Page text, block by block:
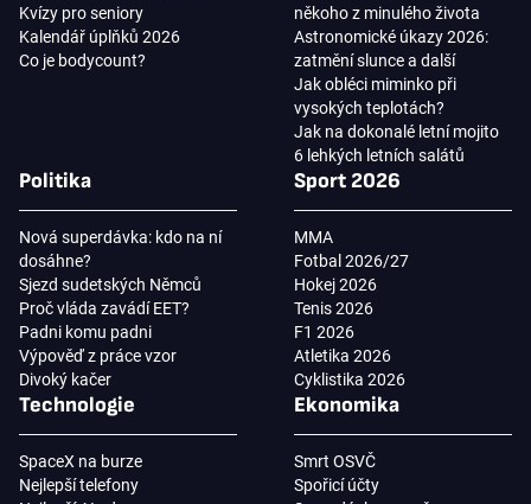
Kvízy pro seniory
Kalendář úplňků 2026
Co je bodycount?
někoho z minulého života
Astronomické úkazy 2026:
zatmění slunce a další
Jak obléci miminko při
vysokých teplotách?
Jak na dokonalé letní mojito
6 lehkých letních salátů
Politika
Nová superdávka: kdo na ní
dosáhne?
Sjezd sudetských Němců
Proč vláda zavádí EET?
Padni komu padni
Výpověď z práce vzor
Divoký kačer
Sport 2026
MMA
Fotbal 2026/27
Hokej 2026
Tenis 2026
F1 2026
Atletika 2026
Cyklistika 2026
Technologie
SpaceX na burze
Nejlepší telefony
Ekonomika
Smrt OSVČ
Spořicí účty